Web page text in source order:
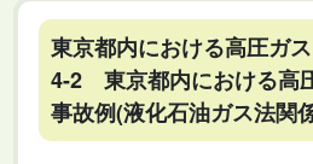
東京都内における高圧ガ
4-2 東京都内における高
事故例(液化石油ガス法関